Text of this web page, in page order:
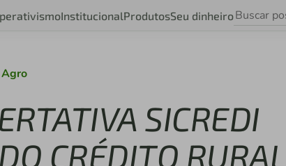
InstitucionalProdutosSeu dinheiro
Agro
SICREDI
CRÉDITO RURAL